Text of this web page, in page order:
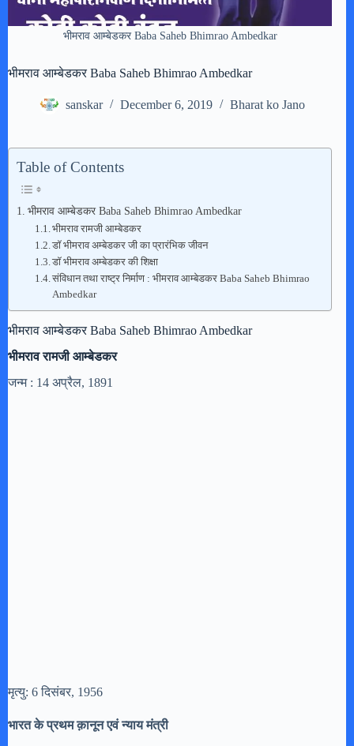
भीमराव आम्बेडकर Baba Saheb Bhimrao Ambedkar
भीमराव आम्बेडकर Baba Saheb Bhimrao Ambedkar
sanskar December 6, 2019 Bharat ko Jano
Table of Contents
भीमराव आम्बेडकर Baba Saheb Bhimrao Ambedkar
भीमराव रामजी आम्बेडकर
डॉ भीमराव अम्बेडकर जी का प्रारंभिक जीवन
डॉ भीमराव अम्बेडकर की शिक्षा
संविधान तथा राष्ट्र निर्माण : भीमराव आम्बेडकर Baba Saheb Bhimrao
Ambedkar
भीमराव आम्बेडकर Baba Saheb Bhimrao Ambedkar
भीमराव रामजी आम्बेडकर
जन्म : 14 अप्रैल, 1891
मृत्यु: 6 दिसंबर, 1956
भारत के प्रथम क़ानून एवं न्याय मंत्री